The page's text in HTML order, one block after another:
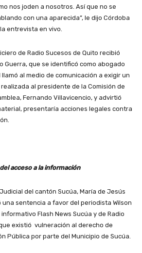
nos joden a nosotros. Así que no se
con una aparecida”, le dijo Córdoba
entrevista en vivo.
de Radio Sucesos de Quito recibió
Guerra, que se identificó como abogado
al medio de comunicación a exigir un
al presidente de la Comisión de
Fernando Villavicencio, y advirtió
presentaría acciones legales contra
acceso a la información
del cantón Sucúa, María de Jesús
sentencia a favor del periodista Wilson
Flash News Sucúa y de Radio
existió vulneración al derecho de
Pública por parte del Municipio de Sucúa.